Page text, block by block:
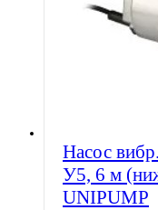
Насос
У5, 6 м
UNIPUMP